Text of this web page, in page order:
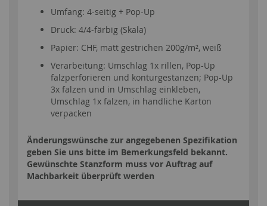
Umfang: 4-seitig + Pop-Up
Druck: 4/4-färbig (Skala)
Papier: CHF, matt gestrichen 200g/m², weiß
Verarbeitung: Umschlag 1x rillen, Pop-Up
falzperforieren und konturgestanzen; Pop-Up
3x falzen und in Umschlag einkleben,
Umschlag 1x falzen, in handliche Karton
verpacken
Änderungswünsche zur angegebenen Spezifikation
geben Sie uns bitte im Bemerkungsfeld bekannt.
Gewünschte Stanzform muss vor Auftrag auf
Machbarkeit überprüft werden